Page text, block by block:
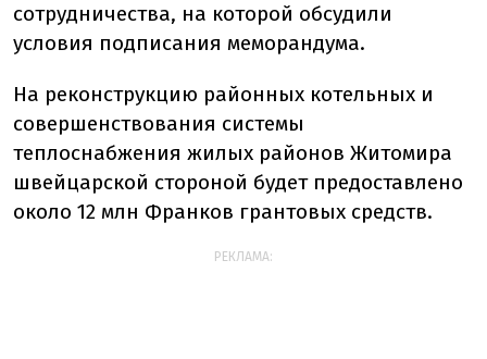
сотрудничества, на которой обсудили
условия подписания меморандума.
На реконструкцию районных котельных и
совершенствования системы
теплоснабжения жилых районов Житомира
швейцарской стороной будет предоставлено
около 12 млн Франков грантовых средств.
РЕКЛАМА: